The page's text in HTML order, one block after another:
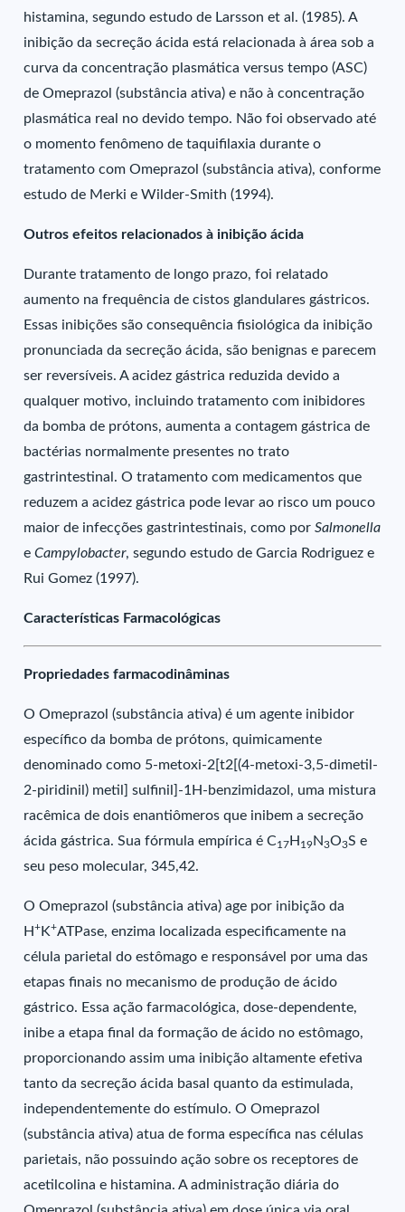
histamina, segundo estudo de Larsson et al. (1985). A
inibição da secreção ácida está relacionada à área sob a
curva da concentração plasmática versus tempo (ASC)
de Omeprazol (substância ativa) e não à concentração
plasmática real no devido tempo. Não foi observado até
o momento fenômeno de taquifilaxia durante o
tratamento com Omeprazol (substância ativa), conforme
estudo de Merki e Wilder-Smith (1994).
Outros efeitos relacionados à inibição ácida
Durante tratamento de longo prazo, foi relatado
aumento na frequência de cistos glandulares gástricos.
Essas inibições são consequência fisiológica da inibição
pronunciada da secreção ácida, são benignas e parecem
ser reversíveis. A acidez gástrica reduzida devido a
qualquer motivo, incluindo tratamento com inibidores
da bomba de prótons, aumenta a contagem gástrica de
bactérias normalmente presentes no trato
gastrintestinal. O tratamento com medicamentos que
reduzem a acidez gástrica pode levar ao risco um pouco
maior de infecções gastrintestinais, como porSalmonella
eCampylobacter, segundo estudo de Garcia Rodriguez e
Rui Gomez (1997).
Características Farmacológicas
Propriedades farmacodinâminas
O Omeprazol (substância ativa) é um agente inibidor
específico da bomba de prótons, quimicamente
denominado como 5-metoxi-2[t2[(4-metoxi-3,5-dimetil-
2-piridinil) metil] sulfinil]-1H-benzimidazol, uma mistura
racêmica de dois enantiômeros que inibem a secreção
ácida gástrica. Sua fórmula empírica é C17 H 19N3O3S e
seu peso molecular, 345,42.
O Omeprazol (substância ativa) age por inibição da
H+ K+ATPase, enzima localizada especificamente na
célula parietal do estômago e responsável por uma das
etapas finais no mecanismo de produção de ácido
gástrico. Essa ação farmacológica, dose-dependente,
inibe a etapa final da formação de ácido no estômago,
proporcionando assim uma inibição altamente efetiva
tanto da secreção ácida basal quanto da estimulada,
independentemente do estímulo. O Omeprazol
(substância ativa) atua de forma específica nas células
parietais, não possuindo ação sobre os receptores de
acetilcolina e histamina. A administração diária do